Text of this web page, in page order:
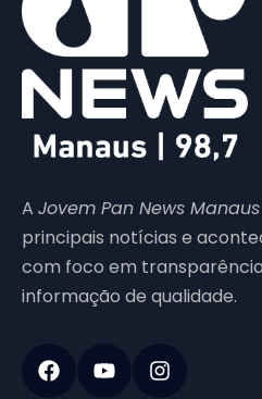
A Jovem Pan News Manaus
principais notícias e
com foco em
informação de qualidade.